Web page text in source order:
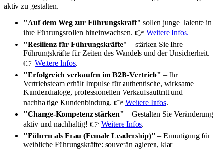
aktiv zu gestalten.
"Auf dem Weg zur Führungskraft" sollen junge Talente in
ihre Führungsrollen hineinwachsen. 👉 Weitere Infos.
"Resilienz für Führungskräfte" – stärken Sie Ihre
Führungskräfte für Zeiten des Wandels und der Unsicherheit.
👉 Weitere Infos.
"Erfolgreich verkaufen im B2B-Vertrieb" – Ihr
Vertriebsteam erhält Impulse für authentische, wirksame
Kundendialoge, professionellen Verkaufsauftritt und
nachhaltige Kundenbindung. 👉 Weitere Infos.
"Change-Kompetenz stärken" – Gestalten Sie Veränderung
aktiv und nachhaltig! 👉 Weitere Infos.
"Führen als Frau (Female Leadership)" – Ermutigung für
weibliche Führungskräfte: souverän agieren, klar